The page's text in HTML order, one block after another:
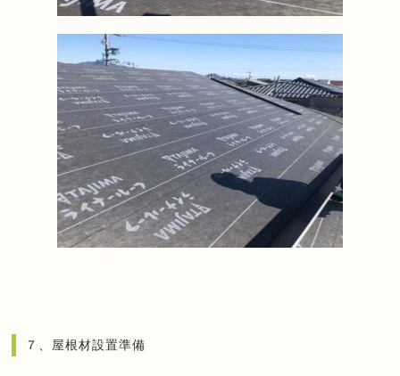
７、屋根材設置準備